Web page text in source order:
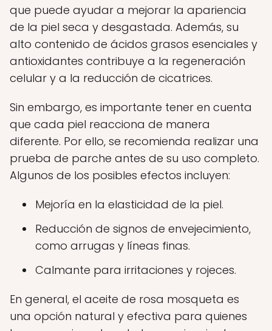
que puede ayudar a mejorar la apariencia
de la piel seca y desgastada. Además, su
alto contenido de ácidos grasos esenciales y
antioxidantes contribuye a la regeneración
celular y a la reducción de cicatrices.
Sin embargo, es importante tener en cuenta
que cada piel reacciona de manera
diferente. Por ello, se recomienda realizar una
prueba de parche antes de su uso completo.
Algunos de los posibles efectos incluyen:
Mejoría en la elasticidad de la piel.
Reducción de signos de envejecimiento,
como arrugas y líneas finas.
Calmante para irritaciones y rojeces.
En general, el aceite de rosa mosqueta es
una opción natural y efectiva para quienes